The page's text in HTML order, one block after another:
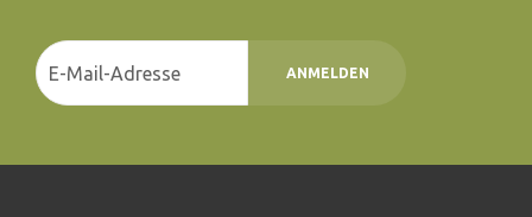
ANMELDEN